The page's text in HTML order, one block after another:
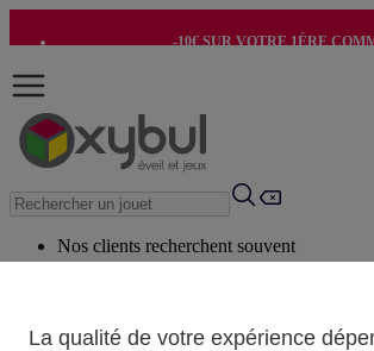
-10€ SUR VOTRE 1ÈRE
Nos clients recherchent souvent
Conseils suggérés
La qualité de votre expérience